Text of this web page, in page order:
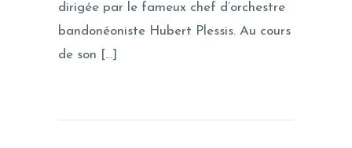
dirigée par le fameux chef d’orchestre
bandonéoniste Hubert Plessis. Au cours
de son […]